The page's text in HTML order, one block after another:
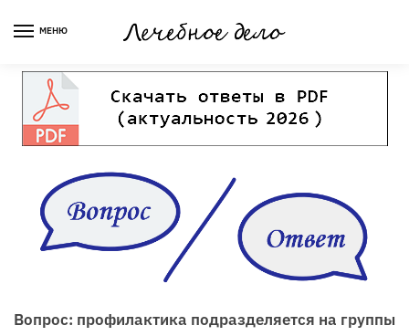
МЕНЮ
Вопрос: профилактика подразделяется на группы